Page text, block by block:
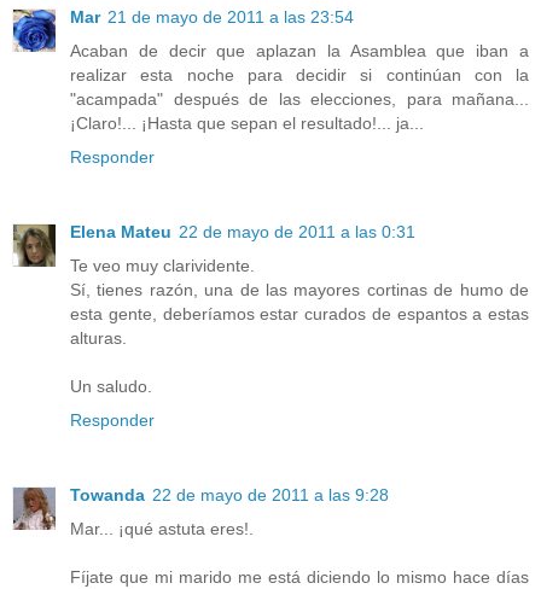
Mar 21 de mayo de 2011 a las 23:54
Acaban de decir que aplazan la Asamblea que iban a
realizar esta noche para decidir si continúan con la
"acampada" después de las elecciones, para mañana...
¡Claro!... ¡Hasta que sepan el resultado!... ja...
Responder
Elena Mateu 22 de mayo de 2011 a las 0:31
Te veo muy clarividente.
Sí, tienes razón, una de las mayores cortinas de humo de
esta gente, deberíamos estar curados de espantos a estas
alturas.
Un saludo.
Responder
Towanda 22 de mayo de 2011 a las 9:28
Mar... ¡qué astuta eres!.
Fíjate que mi marido me está diciendo lo mismo hace días